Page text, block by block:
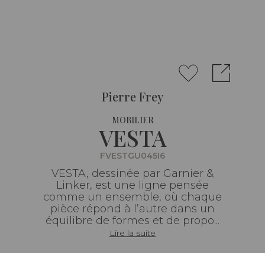
Pierre Frey
MOBILIER
VESTA
FVESTGU045I6
VESTA, dessinée par Garnier &
Linker, est une ligne pensée
comme un ensemble, où chaque
pièce répond à l’autre dans un
équilibre de formes et de propo...
Lire la suite